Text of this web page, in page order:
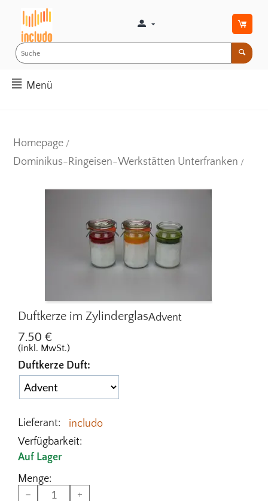
Menü
Homepage /
Dominikus-Ringeisen-Werkstätten Unterfranken /
Duftkerze im ZylinderglasAdvent
7.50 €
(inkl. MwSt.)
Duftkerze Duft:
Lieferant:
includo
Verfügbarkeit:
Auf Lager
Menge:
−
+